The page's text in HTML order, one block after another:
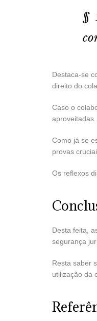
§
Destaca-se
direito do
Caso o
aproveitadas.
Como já se
provas
Os reflexos
Desta feita,
segurança
Resta saber
utilização da